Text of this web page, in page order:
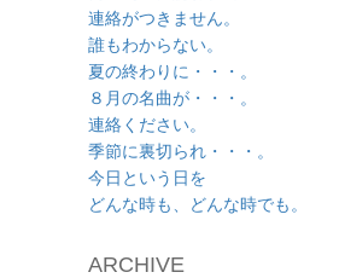
連絡がつきません。
誰もわからない。
夏の終わりに・・・。
８月の名曲が・・・。
連絡ください。
季節に裏切られ・・・。
今日という日を
どんな時も、どんな時でも。
ARCHIVE